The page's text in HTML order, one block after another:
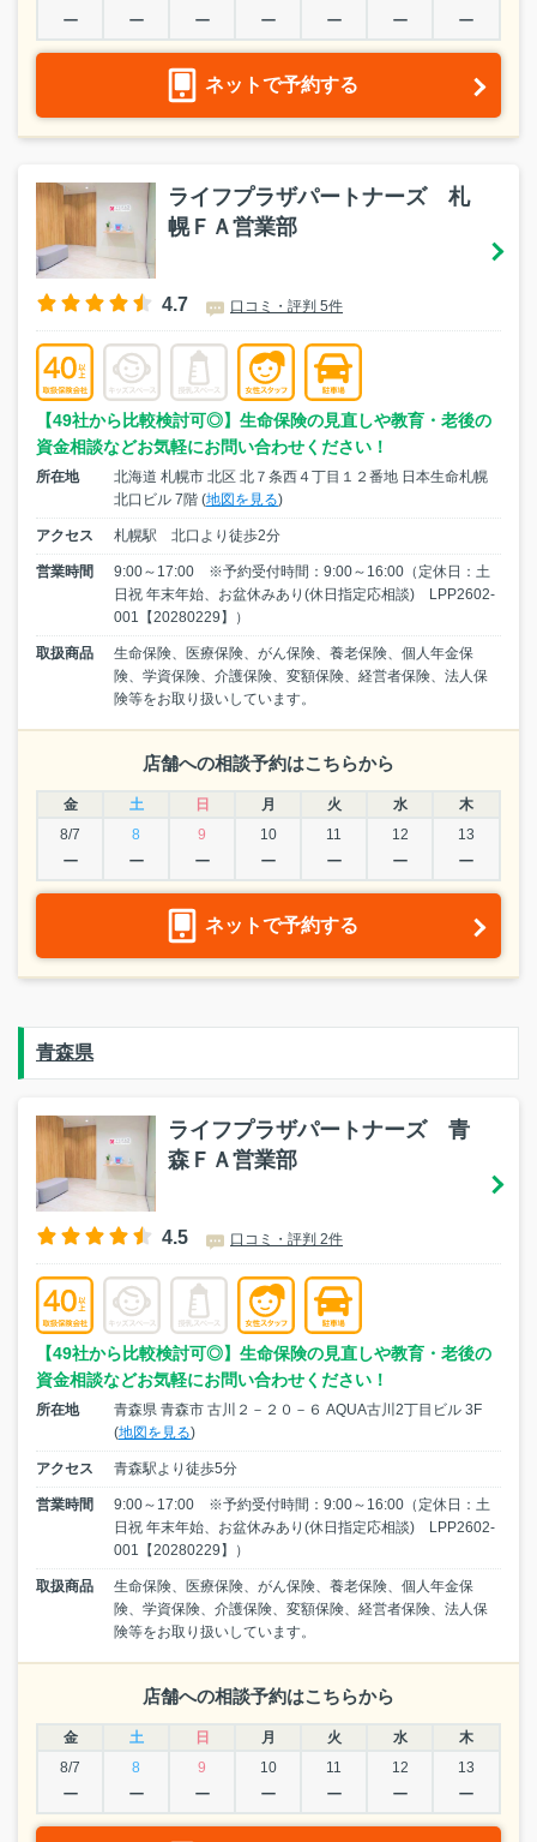
ー ー ー ー ー ー ー
ネットで予約する
ライフプラザパートナーズ 札
幌ＦＡ営業部
4.7 口コミ・評判 5件
【49社から比較検討可◎】生命保険の見直しや教育・老後の
資金相談などお気軽にお問い合わせください！
所在地
北海道 札幌市 北区 北７条西４丁目１２番地 日本生命札幌
北口ビル 7階 (地図を見る)
アクセス 札幌駅 北口より徒歩2分
営業時間
9:00～17:00 ※予約受付時間：9:00～16:00（定休日：土
日祝 年末年始、お盆休みあり(休日指定応相談) LPP2602-
001【20280229】）
取扱商品
生命保険、医療保険、がん保険、養老保険、個人年金保
険、学資保険、介護保険、変額保険、経営者保険、法人保
険等をお取り扱いしています。
店舗への相談予約はこちらから
金 土 日 月 火 水
木
8/7
8 9 10 11 12 13
ー ー ー ー ー ー ー
ネットで予約する
青森県
ライフプラザパートナーズ 青
森ＦＡ営業部
4.5 口コミ・評判 2件
【49社から比較検討可◎】生命保険の見直しや教育・老後の
資金相談などお気軽にお問い合わせください！
所在地
青森県 青森市 古川２－２０－６ AQUA古川2丁目ビル 3F
(地図を見る)
アクセス 青森駅より徒歩5分
営業時間
9:00～17:00 ※予約受付時間：9:00～16:00（定休日：土
日祝 年末年始、お盆休みあり(休日指定応相談) LPP2602-
001【20280229】）
取扱商品
生命保険、医療保険、がん保険、養老保険、個人年金保
険、学資保険、介護保険、変額保険、経営者保険、法人保
険等をお取り扱いしています。
店舗への相談予約はこちらから
金 土 日 月 火 水
木
8/7
8 9 10 11 12 13
ー ー ー ー ー ー ー